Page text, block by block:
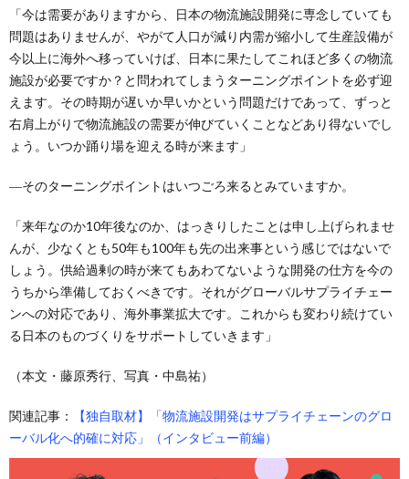
「今は需要がありますから、日本の物流施設開発に専念していても
問題はありませんが、やがて人口が減り内需が縮小して生産設備が
今以上に海外へ移っていけば、日本に果たしてこれほど多くの物流
施設が必要ですか？と問われてしまうターニングポイントを必ず迎
えます。その時期が遅いか早いかという問題だけであって、ずっと
右肩上がりで物流施設の需要が伸びていくことなどあり得ないでし
ょう。いつか踊り場を迎える時が来ます」
―そのターニングポイントはいつごろ来るとみていますか。
「来年なのか10年後なのか、はっきりしたことは申し上げられませ
んが、少なくとも50年も100年も先の出来事という感じではないで
しょう。供給過剰の時が来てもあわてないような開発の仕方を今の
うちから準備しておくべきです。それがグローバルサプライチェー
ンへの対応であり、海外事業拡大です。これからも変わり続けてい
る日本のものづくりをサポートしていきます」
（本文・藤原秀行、写真・中島祐）
関連記事：
【独自取材】「物流施設開発はサプライチェーンのグロ
ーバル化へ的確に対応」（インタビュー前編）